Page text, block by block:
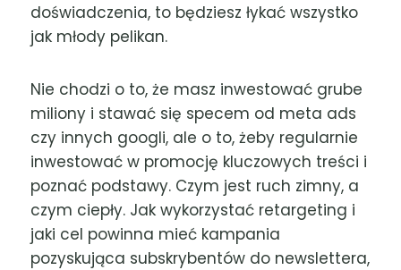
doświadczenia, to będziesz łykać wszystko
jak młody pelikan.
Nie chodzi o to, że masz inwestować grube
miliony i stawać się specem od meta ads
czy innych googli, ale o to, żeby regularnie
inwestować w promocję kluczowych treści i
poznać podstawy. Czym jest ruch zimny, a
czym ciepły. Jak wykorzystać retargeting i
jaki cel powinna mieć kampania
pozyskująca subskrybentów do newslettera,